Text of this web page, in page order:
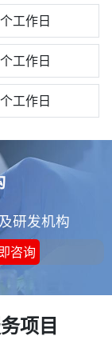
工作日
工作日
工作日
研发机构
咨询
项目